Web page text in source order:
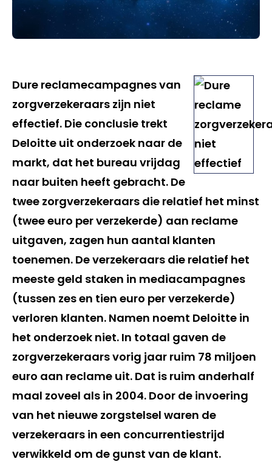
Dure reclamecampagnes van
zorgverzekeraars zijn niet
effectief. Die conclusie trekt
Deloitte uit onderzoek naar de
markt, dat het bureau vrijdag
naar buiten heeft gebracht. De
twee zorgverzekeraars die relatief het minst
(twee euro per verzekerde) aan reclame
uitgaven, zagen hun aantal klanten
toenemen. De verzekeraars die relatief het
meeste geld staken in mediacampagnes
(tussen zes en tien euro per verzekerde)
verloren klanten. Namen noemt Deloitte in
het onderzoek niet. In totaal gaven de
zorgverzekeraars vorig jaar ruim 78 miljoen
euro aan reclame uit. Dat is ruim anderhalf
maal zoveel als in 2004. Door de invoering
van het nieuwe zorgstelsel waren de
verzekeraars in een concurrentiestrijd
verwikkeld om de gunst van de klant.